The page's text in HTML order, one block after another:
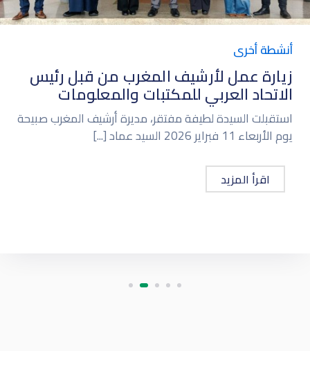
أنشطة أخرى
زيارة عمل لأرشيف المغرب من قبل
الاتحاد العربي للمكتبات والمعلومات
استقبلت السيدة لطيفة مفتقر، مديرة أرشيف المغرب
يوم الأربعاء 11 فبراير 2026 السيد عماد [...]
اقرأ المزيد